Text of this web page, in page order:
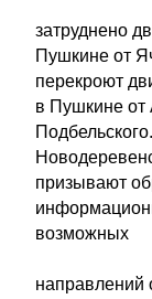
затруднено
Пушкине от
перекроют
в Пушкине от
призывают
возможных
направлений